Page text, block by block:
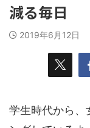
減る毎日
2019年6月12日
学生時代から、